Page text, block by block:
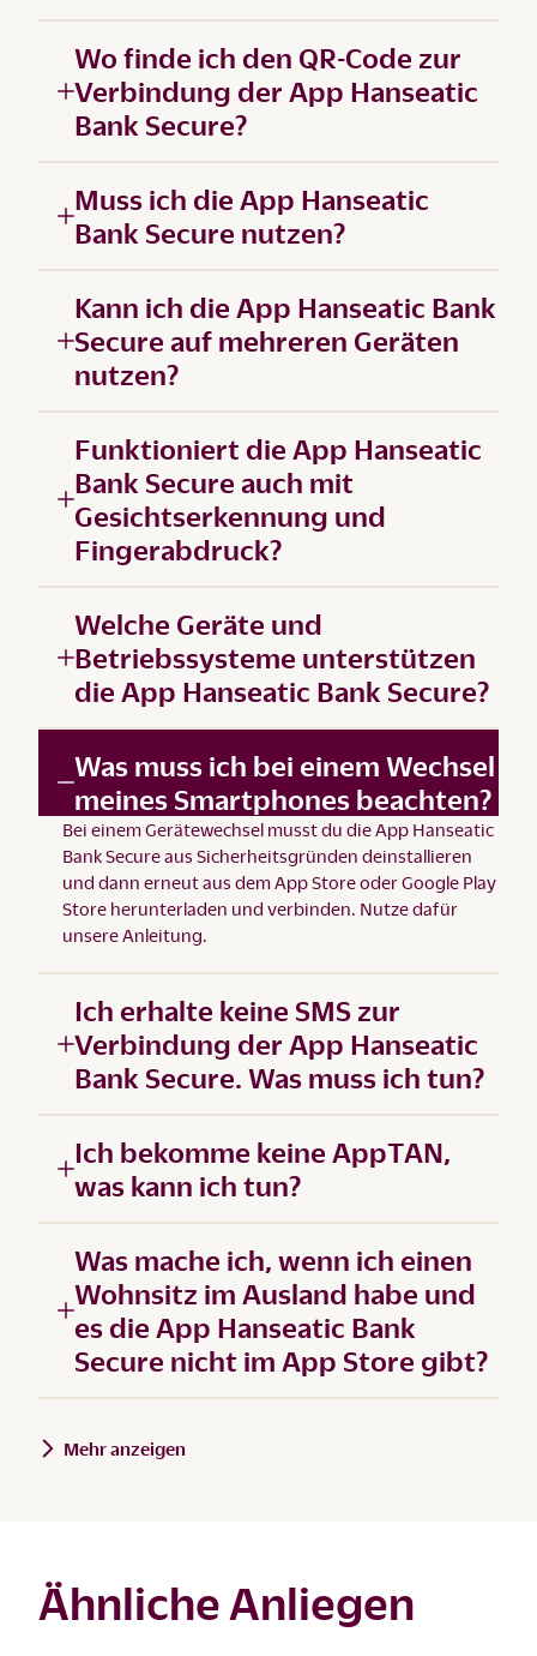
Wo finde ich den QR-Code zur
Verbindung der App Hanseatic
Bank Secure?
Muss ich die App Hanseatic
Bank Secure nutzen?
Kann ich die App Hanseatic Bank
Secure auf mehreren Geräten
nutzen?
Funktioniert die App Hanseatic
Bank Secure auch mit
Gesichtserkennung und
Fingerabdruck?
Welche Geräte und
Betriebssysteme unterstützen
die App Hanseatic Bank Secure?
Was muss ich bei einem Wechsel
meines Smartphones beachten?
Bei einem Gerätewechsel musst du die App Hanseatic
Bank Secure aus Sicherheitsgründen deinstallieren
und dann erneut aus dem App Store oder Google Play
Store herunterladen und verbinden. Nutze dafür
unsere Anleitung
Ich erhalte keine SMS zur
Verbindung der App Hanseatic
Bank Secure. Was muss ich tun?
Ich bekomme keine AppTAN,
was kann ich tun?
Was mache ich, wenn ich einen
Wohnsitz im Ausland habe und
es die App Hanseatic Bank
Secure nicht im App Store gibt?
Mehr anzeigen
Ähnliche Anliegen